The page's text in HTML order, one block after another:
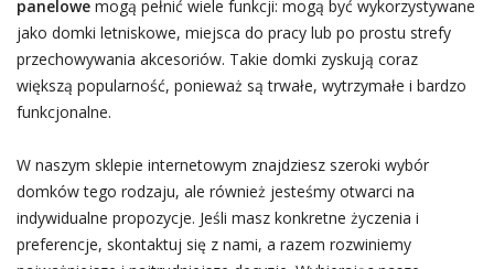
panelowe mogą pełnić wiele funkcji: mogą być wykorzystywane
jako domki letniskowe, miejsca do pracy lub po prostu strefy
przechowywania akcesoriów. Takie domki zyskują coraz
większą popularność, ponieważ są trwałe, wytrzymałe i bardzo
funkcjonalne.
W naszym sklepie internetowym znajdziesz szeroki wybór
domków tego rodzaju, ale również jesteśmy otwarci na
indywidualne propozycje. Jeśli masz konkretne życzenia i
preferencje, skontaktuj się z nami, a razem rozwiniemy